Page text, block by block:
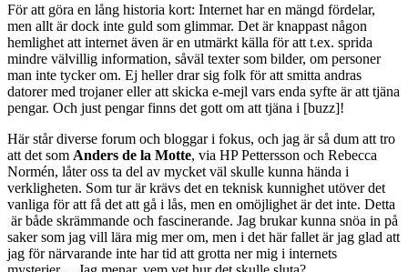
För att göra en lång historia kort: Internet har en mängd fördelar,
men allt är dock inte guld som glimmar. Det är knappast någon
hemlighet att internet även är en utmärkt källa för att t.ex. sprida
mindre välvillig information, såväl texter som bilder, om personer
man inte tycker om. Ej heller drar sig folk för att smitta andras
datorer med trojaner eller att skicka e-mejl vars enda syfte är att tjäna
pengar. Och just pengar finns det gott om att tjäna i [buzz]!
Här står diverse forum och bloggar i fokus, och jag är så dum att tro
att det som Anders de la Motte, via HP Pettersson och Rebecca
Normén, låter oss ta del av mycket väl skulle kunna hända i
verkligheten. Som tur är krävs det en teknisk kunnighet utöver det
vanliga för att få det att gå i lås, men en omöjlighet är det inte. Detta
är både skrämmande och fascinerande. Jag brukar kunna snöa in på
saker som jag vill lära mig mer om, men i det här fallet är jag glad att
jag för närvarande inte har tid att grotta ner mig i internets